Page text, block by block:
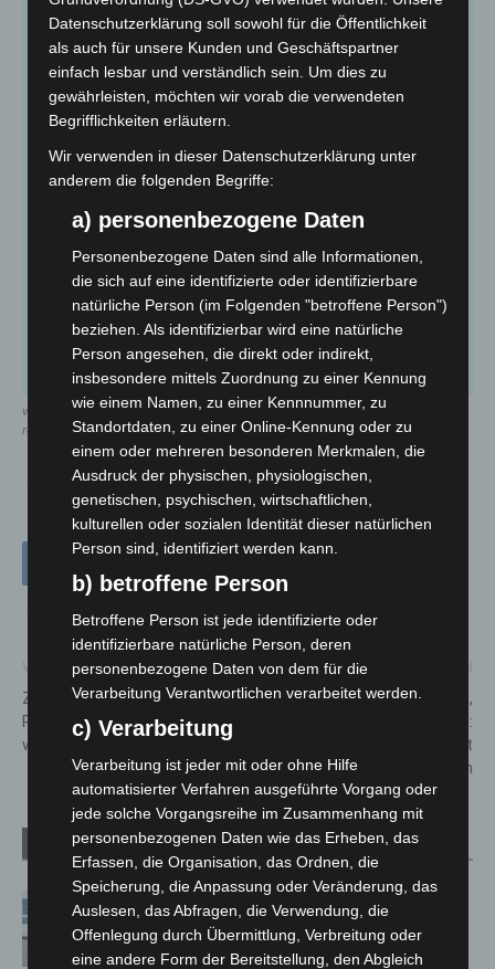
wissenslücken bei rauchmelderpflicht alarmierend. – quelle: rauchmelder
retten leben
Vorheriger Artikel
Zwei Jahre ADAC Fahrrad-
Pannenhilfe: Über 27.000 Räder
wieder flott gemacht
Mehr Lebensqualität,
verbesserte Ergebnisse:
Kunstherz HeartMate 3 feiert
zehnjähriges Jubiläum
Verwandte Artikel Mehr vom Autor
Niedersachsen: Feuerwehrkräfte
kehren nach Waldbrandeinsatz aus
Spanien zurück
Datenschutzerklärung soll sowohl für die Öffentlichkeit
als auch für unsere Kunden und Geschäftspartner
einfach lesbar und verständlich sein. Um dies zu
gewährleisten, möchten wir vorab die verwendeten
Begrifflichkeiten erläutern.
Wir verwenden in dieser Datenschutzerklärung unter
anderem die folgenden Begriffe:
a) personenbezogene Daten
Personenbezogene Daten sind alle Informationen,
die sich auf eine identifizierte oder identifizierbare
natürliche Person (im Folgenden "betroffene Person")
beziehen. Als identifizierbar wird eine natürliche
Person angesehen, die direkt oder indirekt,
insbesondere mittels Zuordnung zu einer Kennung
wie einem Namen, zu einer Kennnummer, zu
Standortdaten, zu einer Online-Kennung oder zu
einem oder mehreren besonderen Merkmalen, die
Ausdruck der physischen, physiologischen,
genetischen, psychischen, wirtschaftlichen,
kulturellen oder sozialen Identität dieser natürlichen
Person sind, identifiziert werden kann.
b) betroffene Person
Betroffene Person ist jede identifizierte oder
identifizierbare natürliche Person, deren
personenbezogene Daten von dem für die
Verarbeitung Verantwortlichen verarbeitet werden.
c) Verarbeitung
Verarbeitung ist jeder mit oder ohne Hilfe
automatisierter Verfahren ausgeführte Vorgang oder
jede solche Vorgangsreihe im Zusammenhang mit
personenbezogenen Daten wie das Erheben, das
Erfassen, die Organisation, das Ordnen, die
Speicherung, die Anpassung oder Veränderung, das
Auslesen, das Abfragen, die Verwendung, die
Offenlegung durch Übermittlung, Verbreitung oder
eine andere Form der Bereitstellung, den Abgleich